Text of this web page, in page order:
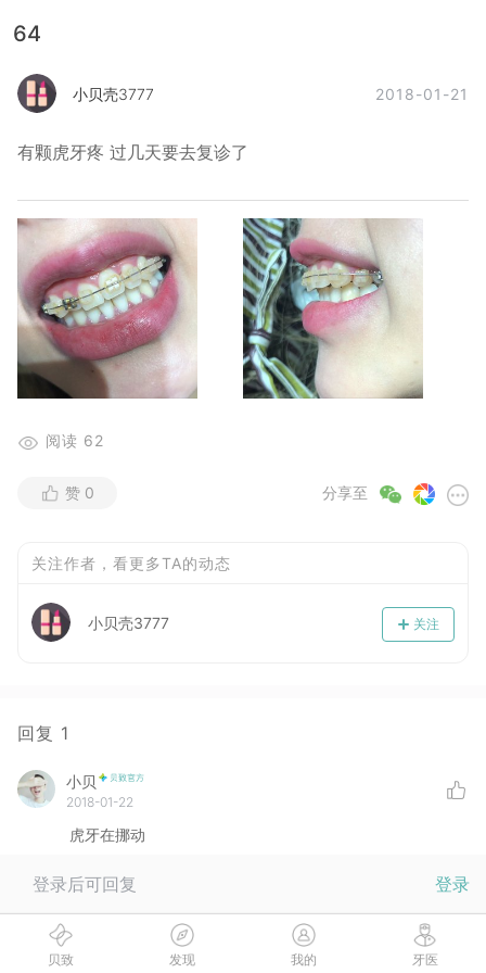
64
小贝壳3777 2018-01-21
有颗虎牙疼 过几天要去复诊了
阅读 62
分享至
赞 0
关注作者，看更多TA的动态
关注
小贝壳3777
回复 1
小贝
2018-01-22
虎牙在挪动
登录后可回复 登录
贝致 发现 我的 牙医